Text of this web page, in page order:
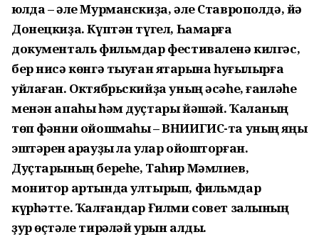
юлда – әле Мурманскиҙа, әле Ставрополдә, йә
Донецкиҙа. Күптән түгел, Һамарға
документаль фильмдар фестиваленә килгәс,
бер нисә көнгә тыуған яҡтарына һуғылырға
уйлаған. Октябрьскийҙа уның әсәһе, ғаиләһе
менән апаһы һәм дуҫтары йәшәй. Ҡаланың
төп фәнни ойошмаһы – ВНИИГИС-та уның яңы
эштәрен ҡарауҙы ла улар ойошторған.
Дуҫтарының береһе, Таһир Мәмлиев,
монитор артында ултырып, фильмдар
күрһәтте. Ҡалғандар Ғилми совет залының
ҙур өҫтәле тирәләй урын алды.